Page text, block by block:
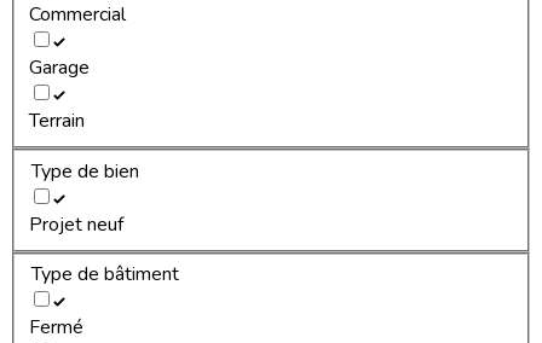
Commercial
Garage
Terrain
Type de bien
Projet neuf
Type de bâtiment
Fermé